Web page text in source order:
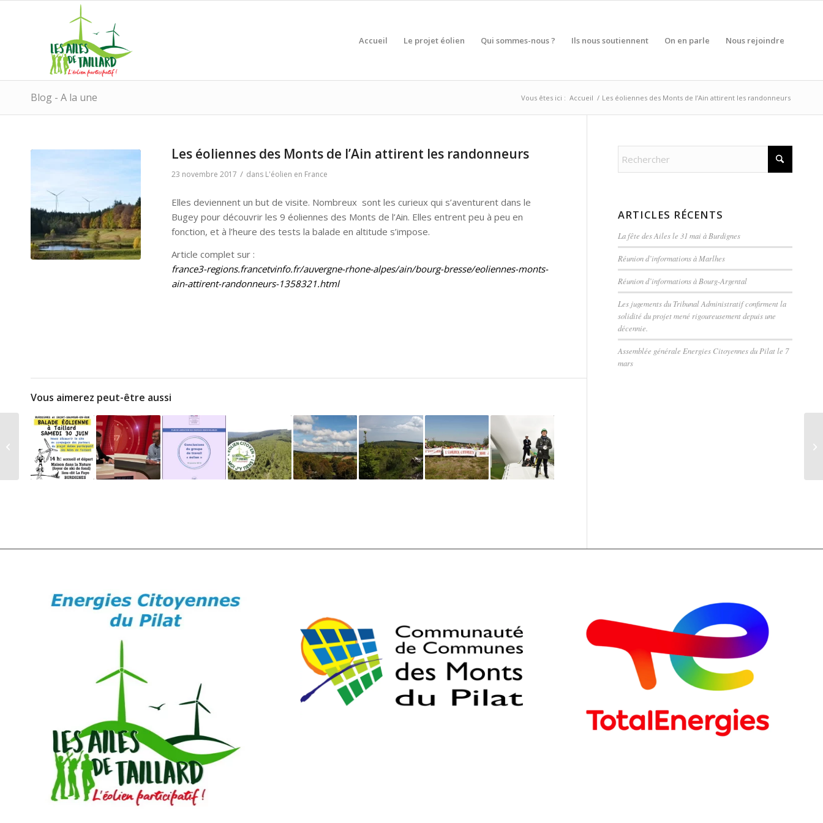
Accueil Le projet éolien Qui sommes-nous ? Ils nous soutiennent On en parle Nous rejoindre
Blog - A la une Vous êtes ici : Accueil / Les éoliennes des Monts de l’Ain attirent les randonneurs
Les éoliennes des Monts de l’Ain attirent les randonneurs
23 novembre 2017 / dans L'éolien en France
Elles deviennent un but de visite. Nombreux sont les curieux qui s’aventurent dans le
Bugey pour découvrir les 9 éoliennes des Monts de l’Ain. Elles entrent peu à peu en
fonction, et à l’heure des tests la balade en altitude s’impose.
Article complet sur :
france3-regions.francetvinfo.fr/auvergne-rhone-alpes/ain/bourg-bresse/eoliennes-monts-
ain-attirent-randonneurs-1358321.html
Vous aimerez peut-être aussi
ARTICLES RÉCENTS
La fête des Ailes le 31 mai à Burdignes
Réunion d’informations à Marlhes
Réunion d’informations à Bourg-Argental
Les jugements du Tribunal Administratif confirment la
solidité du projet mené rigoureusement depuis une
décennie.
Assemblée générale Energies Citoyennes du Pilat le 7
mars
Les Ailes de Taillard à
la fête de Burdignes
2017